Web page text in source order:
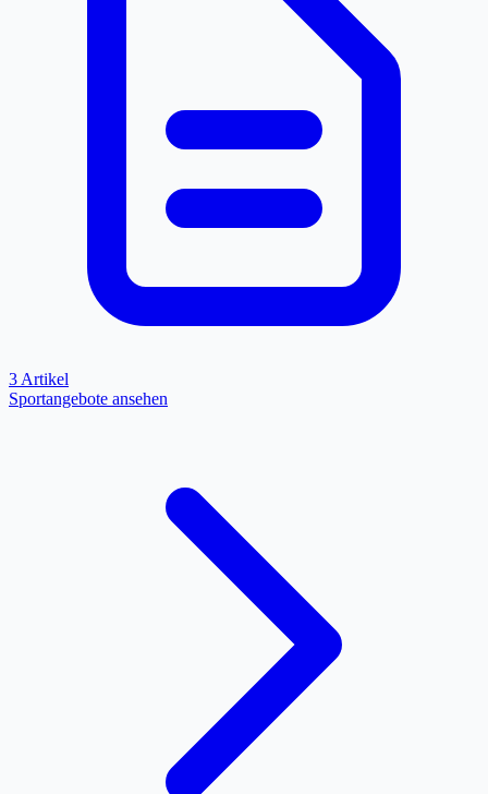
3 Artikel
Sportangebote ansehen